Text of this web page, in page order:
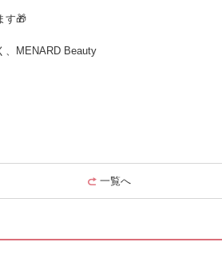
す🎁
、MENARD Beauty
一覧へ